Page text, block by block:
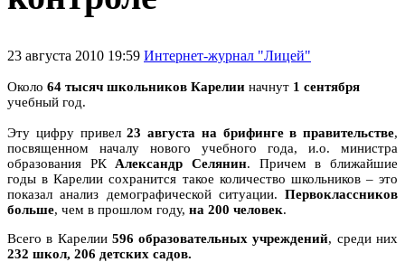
23 августа 2010 19:59 Интернет-журнал "Лицей"
Около 64 тысяч школьников Карелии начнут 1 сентября
учебный год.
Эту цифру привел23 августа на брифинге в правительстве,
посвященном началу нового учебного года, и.о. министра
образования РК Александр Селянин. Причем в ближайшие
годы в Карелии сохранится такое количество школьников – это
показал анализ демографической ситуации. Первоклассников
больше, чем в прошлом году, на 200 человек.
Всего в Карелии 596 образовательных учреждений, среди них
232 школ, 206 детских садов.